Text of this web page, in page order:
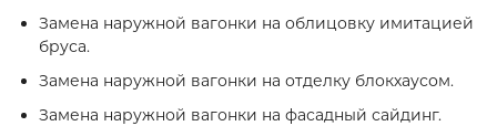
Замена наружной вагонки на облицовку имитацией
бруса.
Замена наружной вагонки на отделку блокхаусом.
Замена наружной вагонки на фасадный сайдинг.